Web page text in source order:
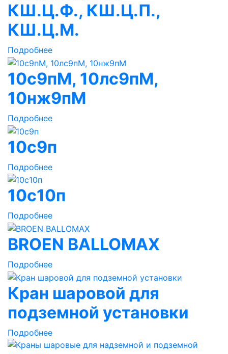
КШ.Ц.Ф., КШ.Ц.П.,
КШ.Ц.М.
Подробнее
10с9пМ, 10лс9пМ,
10нж9пМ
Подробнее
10с9п
Подробнее
10с10п
Подробнее
BROEN BALLOMAX
Подробнее
Кран шаровой для
подземной установки
Подробнее